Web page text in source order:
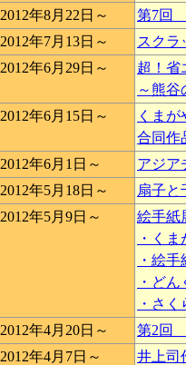
2012年8月22日～
第7回
2012年7月13日～
スクラ
2012年6月29日～
超！省
～熊谷
2012年6月15日～
くま
合同作
2012年6月1日～
アジア
2012年5月18日～
扇子と
2012年5月9日～
絵手紙
・く
・絵
・ど
・さ
2012年4月20日～
第2回
2012年4月7日～
井上司